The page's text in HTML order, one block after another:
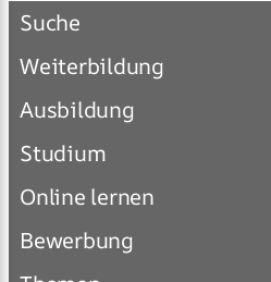
Suche
Weiterbildung
Ausbildung
Studium
Online lernen
Bewerbung